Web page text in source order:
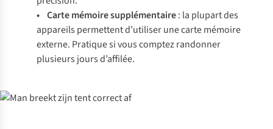
• Carte mémoire supplémentaire: la plupart des
appareils permettent d’utiliser une carte mémoire
externe. Pratique si vous comptez randonner
plusieurs jours d’affilée.